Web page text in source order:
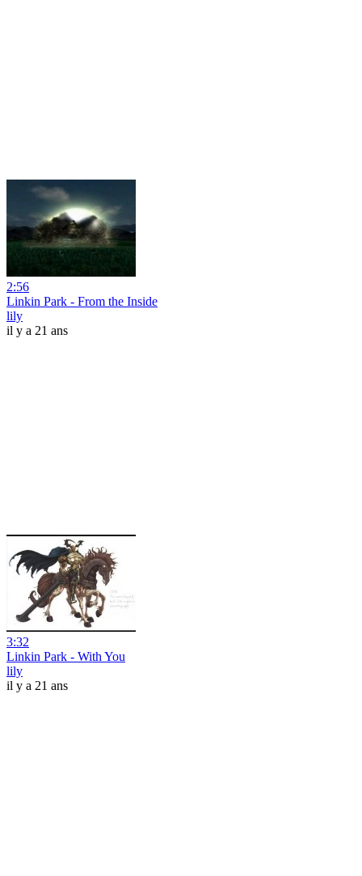
2:56
Linkin Park - From the Inside
lily
il y a 21 ans
3:32
Linkin Park - With You
lily
il y a 21 ans